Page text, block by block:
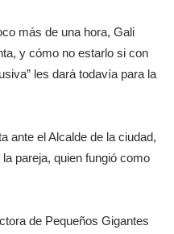
más de una hora, Gali
y cómo no estarlo si con
les dará todavía para la
ante el Alcalde de la ciudad,
pareja, quien fungió como
de Pequeños Gigantes